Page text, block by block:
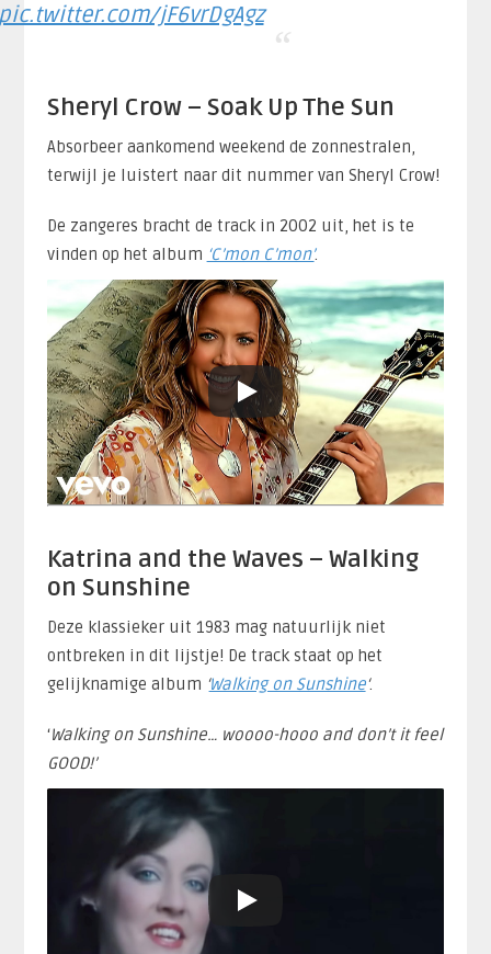
jF6vrDgAgz
Sheryl Crow – Soak Up The Sun
Absorbeer aankomend weekend de zonnestralen,
terwijl je luistert naar dit nummer van Sheryl Crow!
De zangeres bracht de track in 2002 uit, het is te
vinden op het album ‘C’mon C’mon’.
Katrina and the Waves – Walking
on Sunshine
Deze klassieker uit 1983 mag natuurlijk niet
ontbreken in dit lijstje! De track staat op het
gelijknamige album ‘Walking on Sunshine‘.
‘Walking on Sunshine… woooo-hooo and don’t it feel
GOOD!’